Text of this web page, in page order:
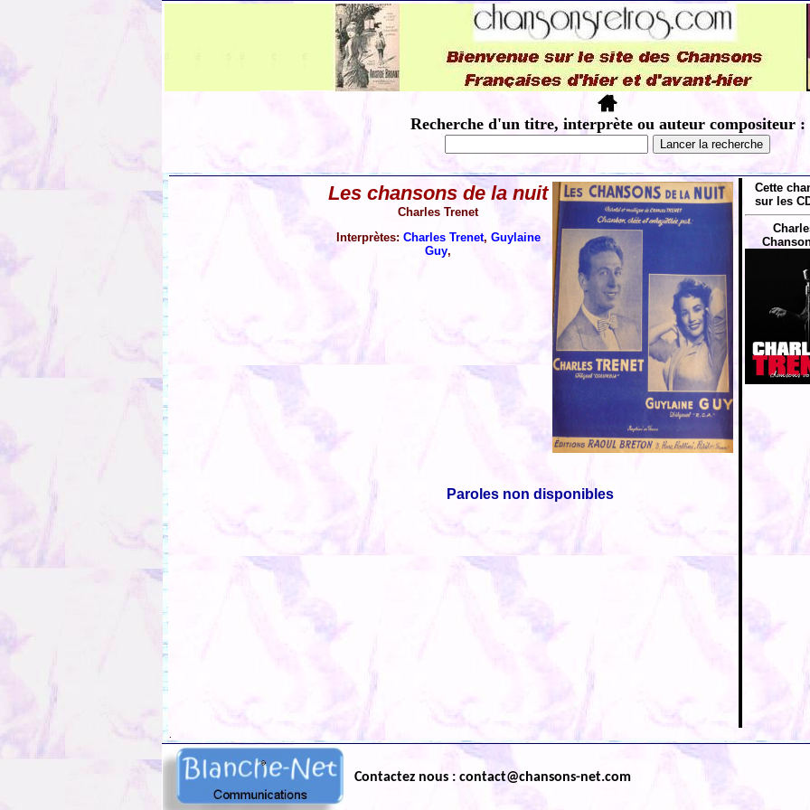
Recherche d'un titre, interprète ou auteur compositeur :
Les chansons de la nuit
Charles Trenet
Interprètes: Charles Trenet, Guylaine
Guy,
Paroles non disponibles
Cette
sur les
Contactez nous : contact@chansons-net.com